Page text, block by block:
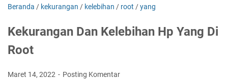
Beranda / kekurangan / kelebihan / root /yang
Kekurangan Dan Kelebihan Hp Yang Di
Root
Maret 14, 2022 Posting Komentar